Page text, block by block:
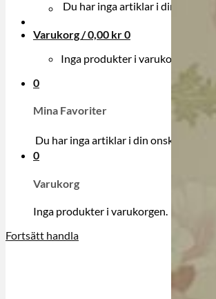
Du har inga artiklar i din
Varukorg /0,00 kr0
Inga produkter i varukorgen.
0
Mina Favoriter
Du har inga artiklar i din onskelista.
0
Varukorg
Inga produkter i varukorgen.
Fortsätt handla